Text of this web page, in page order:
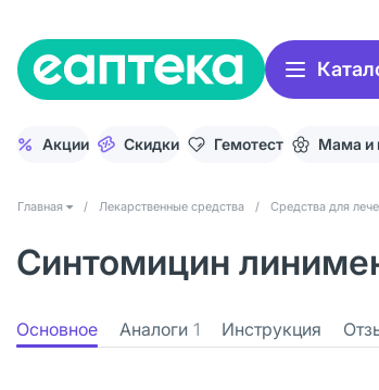
Акции Скидки Гемотест Мама и
Главная / Лекарственные средства / Средства для
Синтомицин
Основное Аналоги 1 Инструкция